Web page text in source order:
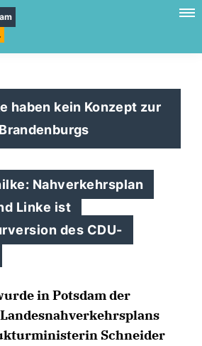
haben kein Konzept zur
Nahverkehrsplan
Linke ist
des CDU-
in Potsdam der
Schneider